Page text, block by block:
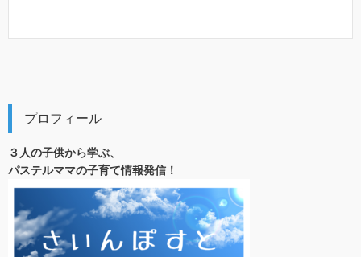
プロフィール
３人の子供から学ぶ、
パステルママの子育て情報発信！